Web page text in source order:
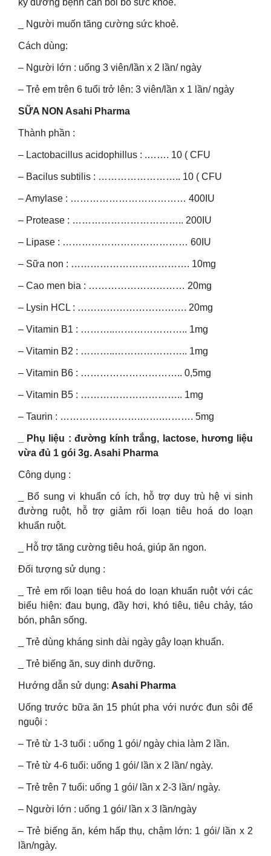
kỳ dưỡng bệnh cần bồi bổ sức khoẻ.
_ Người muốn tăng cường sức khoẻ.
Cách dùng:
– Người lớn : uống 3 viên/lần x 2 lần/ ngày
– Trẻ em trên 6 tuổi trở lên: 3 viên/lần x 1 lần/ ngày
SỮA NON Asahi Pharma
Thành phần :
– Lactobacillus acidophillus : .……. 10 ( CFU
– Bacilus subtilis : …………………….. 10 ( CFU
– Amylase : ……………………………… 400IU
– Protease : …………………………….. 200IU
– Lipase : ………………………………… 60IU
– Sữa non : ………………………………. 10mg
– Cao men bia : ………………………… 20mg
– Lysin HCL : ……………………………. 20mg
– Vitamin B1 : ………..………………….. 1mg
– Vitamin B2 : ………..………………….. 1mg
– Vitamin B6 : ………………………….. 0,5mg
– Vitamin B5 : ………………………….. 1mg
– Taurin : …………………….…….………. 5mg
_ Phụ liệu : đường kính trắng, lactose, hương liệu
vừa đủ 1 gói 3g. Asahi Pharma
Công dụng :
_ Bổ sung vi khuẩn có ích, hỗ trợ duy trù hệ vi sinh
đường ruột, hỗ trợ giảm rối loạn tiêu hoá do loạn
khuẩn ruột.
_ Hỗ trợ tăng cường tiêu hoá, giúp ăn ngon.
Đối tượng sử dụng :
_ Trẻ em rối loạn tiêu hoá do loạn khuẩn ruột với các
biểu hiện: đau bụng, đầy hơi, khó tiêu, tiêu chảy, táo
bón, phân sống.
_ Trẻ dùng kháng sinh dài ngày gây loạn khuẩn.
_ Trẻ biếng ăn, suy dinh dưỡng.
Hướng dẫn sử dụng: Asahi Pharma
Uống trước bữa ăn 15 phút pha với nước đun sôi để
nguội :
– Trẻ từ 1-3 tuổi : uống 1 gói/ ngày chia làm 2 lần.
– Trẻ từ 4-6 tuổi: uống 1 gói/ lần x 2 lần/ ngày.
– Trẻ trên 7 tuổi: uống 1 gói/ lần x 2-3 lần/ ngày.
– Người lớn : uống 1 gói/ lần x 3 lần/ngày
– Trẻ biếng ăn, kém hấp thụ, chậm lớn: 1 gói/ lần x 2
lần/ngày.